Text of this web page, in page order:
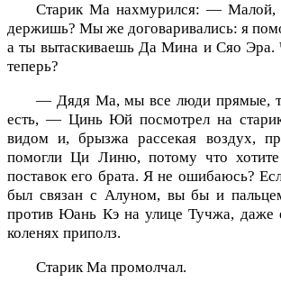
Старик Ма нахмурился: — Малой,
держишь? Мы же договаривались: я
а ты вытаскиваешь Да Мина и Сяо Эра.
теперь?
— Дядя Ма, мы все люди прямые,
есть, — Цинь Юй посмотрел на
видом и, брызжа рассекая воздух,
помогли Ци Линю, потому что
поставок его брата. Я не ошибаюсь?
был связан с Алуном, вы бы и
против Юань Кэ на улице Тучжа, даже
коленях приполз.
Старик Ма промолчал.